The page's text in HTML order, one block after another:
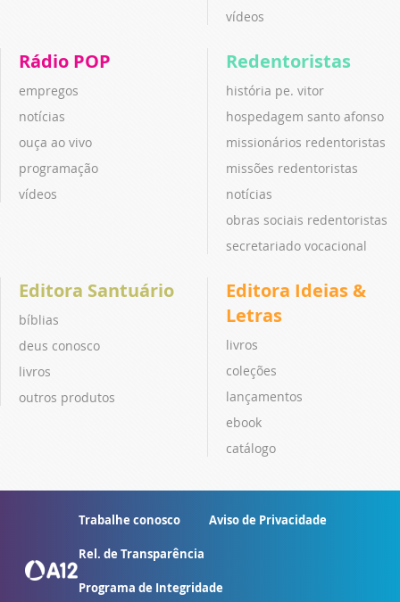
vídeos
Rádio POP
empregos
notícias
ouça ao vivo
programação
vídeos
Redentoristas
história pe. vitor
hospedagem santo afonso
missionários redentoristas
missões redentoristas
notícias
obras sociais redentoristas
secretariado vocacional
Editora Santuário
bíblias
deus conosco
livros
outros produtos
Editora Ideias &
Letras
livros
coleções
lançamentos
ebook
catálogo
Trabalhe conosco Aviso de Privacidade
Rel. de Transparência
Programa de Integridade